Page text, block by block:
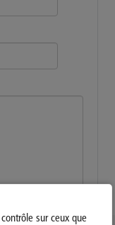
sur ceux que